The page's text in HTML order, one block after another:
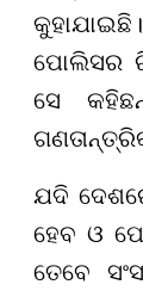
ପୋଲିସର
ସେ
ଯଦି
ହେବ ଓ
ତେବେ